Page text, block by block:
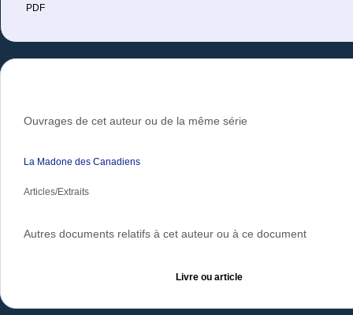
PDF
Ouvrages de cet auteur ou de la même série
La Madone des Canadiens
Articles/Extraits
Autres documents relatifs à cet auteur ou à ce document
Livre ou article